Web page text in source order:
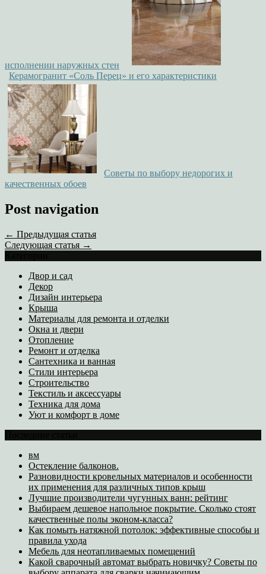
исполнении наружных стен
Керамогранит «Соль Перец» и его характеристики
Советы по выбору недорогих и
качественных обоев
Post navigation
← Предыдущая статья
Следующая статья →
Двор и сад
Декор
Дизайн интерьера
Крыша
Материалы для ремонта и отделки
Окна и двери
Отопление
Ремонт и отделка
Сантехника и ванная
Стили интерьера
Строительство
Текстиль и аксессуары
Техника для дома
Уют и комфорт в доме
вм
Остекление балконов.
Разновидности кровельных материалов и особенности
их применения для различных типов крыш
Лучшие производители чугунных ванн: рейтинг
Выбираем дешевое напольное покрытие. Сколько стоят
качественные полы эконом-класса?
Как помыть натяжной потолок: эффективные способы и
правила ухода
Мебель для неотапливаемых помещений
Какой сварочный автомат выбрать новичку? Советы по